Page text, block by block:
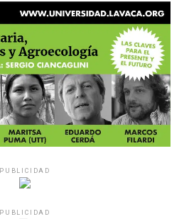
PUBLICIDAD
PUBLICIDAD